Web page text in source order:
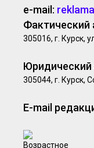
e-mail:
Фактический
305016, г. Курск,
Юридический
305044, г. Курск,
E-mail